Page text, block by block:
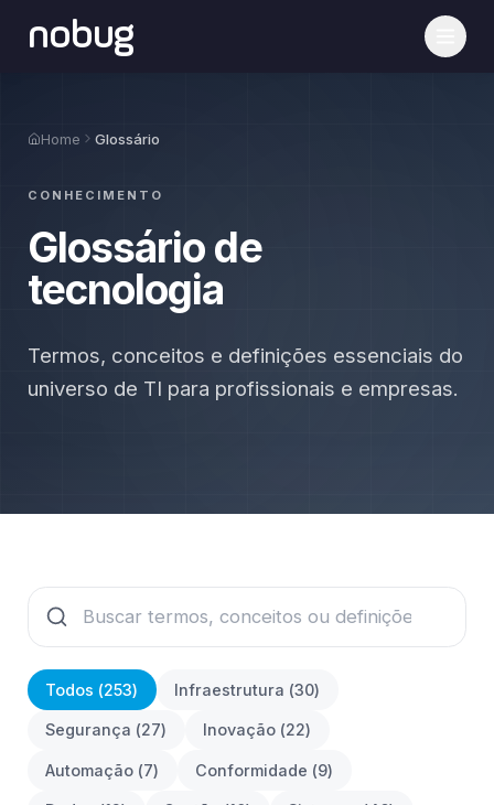
nobug
Home Glossário
CONHECIMENTO
Glossário de
tecnologia
Termos, conceitos e definições essenciais do
universo de TI para profissionais e empresas.
Todos (253) Infraestrutura (30)
Segurança (27) Inovação (22)
Automação (7) Conformidade (9)